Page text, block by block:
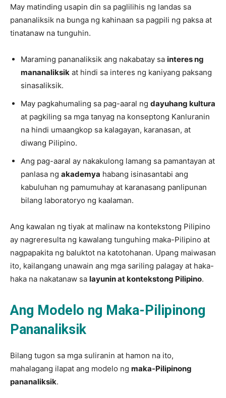
May matinding usapin din sa paglilihis ng landas sa
pananaliksik na bunga ng kahinaan sa pagpili ng paksa at
tinatanaw na tunguhin.
Maraming pananaliksik ang nakabatay sa interes ng
mananaliksik at hindi sa interes ng kaniyang paksang
sinasaliksik.
May pagkahumaling sa pag-aaral ng dayuhang kultura
at pagkiling sa mga tanyag na konseptong Kanluranin
na hindi umaangkop sa kalagayan, karanasan, at
diwang Pilipino.
Ang pag-aaral ay nakakulong lamang sa pamantayan at
panlasa ng akademya habang isinasantabi ang
kabuluhan ng pamumuhay at karanasang panlipunan
bilang laboratoryo ng kaalaman.
Ang kawalan ng tiyak at malinaw na kontekstong Pilipino
ay nagreresulta ng kawalang tunguhing maka-Pilipino at
nagpapakita ng baluktot na katotohanan. Upang maiwasan
ito, kailangang unawain ang mga sariling palagay at haka-
haka na nakatanaw sa layunin at kontekstong Pilipino.
Ang Modelo ng Maka-Pilipinong
Pananaliksik
Bilang tugon sa mga suliranin at hamon na ito,
mahalagang ilapat ang modelo ng maka-Pilipinong
pananaliksik.